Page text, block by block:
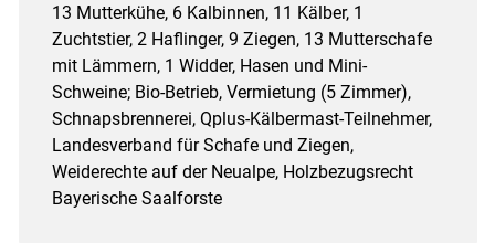
13 Mutterkühe, 6 Kalbinnen, 11 Kälber, 1
Zuchtstier, 2 Haflinger, 9 Ziegen, 13 Mutterschafe
mit Lämmern, 1 Widder, Hasen und Mini-
Schweine; Bio-Betrieb, Vermietung (5 Zimmer),
Schnapsbrennerei, Qplus-Kälbermast-Teilnehmer,
Landesverband für Schafe und Ziegen,
Weiderechte auf der Neualpe, Holzbezugsrecht
Bayerische Saalforste